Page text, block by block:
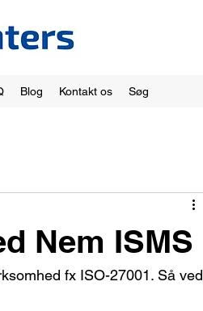
Blog Kontakt os Søg
Nem ISMS
fx ISO-27001. Så ved